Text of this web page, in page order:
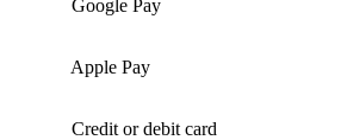
Google Pay
Apple Pay
Credit or debit card